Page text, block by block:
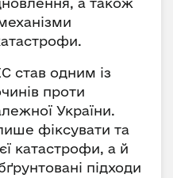
а також
став одним із
проти
України.
фіксувати та
катастрофи, а й
підходи